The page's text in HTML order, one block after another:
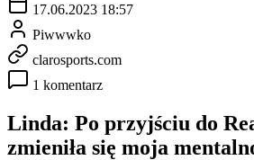
17.06.2023 18:57
Piwwwko
clarosports.com
1 komentarz
Linda: Po przyjściu do
zmieniła się moja